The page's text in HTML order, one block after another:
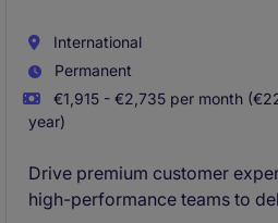
International
Permanent
€1,915 - €2,735 per month
year)
Drive premium customer
high-performance teams to